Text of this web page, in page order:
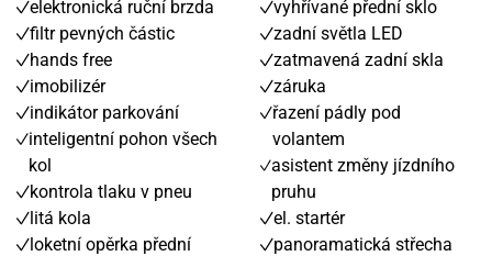
elektronická ruční brzda
filtr pevných částic
hands free
imobilizér
indikátor parkování
inteligentní pohon všech
kol
kontrola tlaku v pneu
litá kola
loketní opěrka přední
vyhřívané přední sklo
zadní světla LED
zatmavená zadní skla
záruka
řazení pádly pod
volantem
asistent změny jízdního
pruhu
el. startér
panoramatická střecha